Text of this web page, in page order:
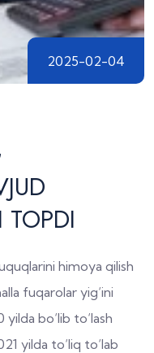
2025-02-04
TOPDI
himoya qilish
fuqarolar yig‘ini
bo‘lib to‘lash
yilda to‘liq to‘lab